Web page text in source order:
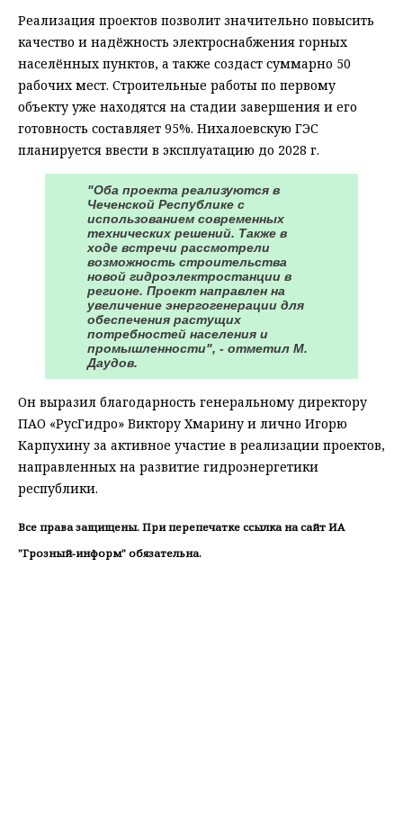
Реализация проектов позволит значительно повысить
качество и надёжность электроснабжения горных
населённых пунктов, а также создаст суммарно 50
рабочих мест. Строительные работы по первому
объекту уже находятся на стадии завершения и его
готовность составляет 95%. Нихалоевскую ГЭС
планируется ввести в эксплуатацию до 2028 г.
"Оба проекта реализуются в
Чеченской Республике с
использованием современных
технических решений. Также в
ходе встречи рассмотрели
возможность строительства
новой гидроэлектростанции в
регионе. Проект направлен на
увеличение энергогенерации для
обеспечения растущих
потребностей населения и
промышленности", - отметил М.
Даудов.
Он выразил благодарность генеральному директору
ПАО «РусГидро» Виктору Хмарину и лично Игорю
Карпухину за активное участие в реализации проектов,
направленных на развитие гидроэнергетики
республики.
Все права защищены. При перепечатке ссылка на сайт ИА
"Грозный-информ" обязательна.